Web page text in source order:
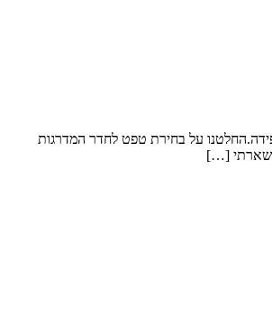
על בחירת טפט לחדר המדרגות
השארתי […]